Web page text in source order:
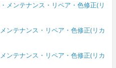
メンテナンス・リペア・色修正(リ
ンテナンス・リペア・色修正(リカ
ンテナンス・リペア・色修正(リカ